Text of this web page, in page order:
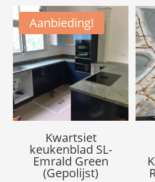
prijs
was:
€255,20.
prijs
is:
€221,60.
Aanbieding!
Kwartsiet
keukenblad SL-
Emrald Green
(Gepolijst)